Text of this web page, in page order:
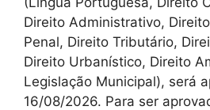
Direito Administrativo,
Penal, Direito Tributário,
Direito Urbanístico, Direito
Legislação Municipal), será
16/08/2026. Para ser